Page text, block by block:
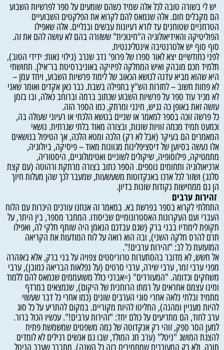
יש לי בשורה טובה לכל אלה שמיד כשהם שומעים על ספר לפרשיות השבוע
הם מקבלים חום. אלה שנמאס להם לקרוא את הפלקטים השבועיים
הטרחניים שטוחנים עד לזרא רעיונות עבשים ובנליים. אלה שאפילו
הפוליטיקה והאידיאולוגיה ה"חינוכית" ששזורה בהם לא עושה להם את זה.
סוף סוף יש אלטרנטיבה אינטליגנטית.
לפני כחודשיים יצא לאור ספרו של פרופ' נדב שנרב (גילוי נאות: ידידי הטוב),
תלמיד חכם מובהק ואיש המחלקה לפיזיקה באוניברסיטת בר־אילן. תחושתי
היא שהוא מביא עדנה לנושא הכאוב של לימוד פרשיות השבוע, ויחד עמן –
לא פחות חשוב – לחזרות הש"ץ בתפילה בשבת. כבר כאן אקדים ואומר שאני
לא מכיר עוד ספר על פרשיות השבוע שכתוב ברמה וברוחב כאלה, ובו בזמן
עושה זאת באופן כה נגיש, חינני ומרתק, כמו הספר הזה.
כל פרשה זוכה בספר למאמר או שניים בנושא הלכתי או רעיוני שעולה בה,
וכמעט תמיד מכמה זוויות שונות, ובצורה מאוד בלתי שגרתית. נושאי
המאמרים הם בעיקר (אבל לא רק) הלכה ומטא הלכה, אך הטיפול בנושאים
אלו נעשה בסיוען של דיסציפלינות מגוונות מאוד – פיסיקה, ביולוגיה,
מתמטיקה, פילוסופיה, שיקולים לשוניים ואטימולוגיים, היסטוריה,
ארכיאולוגיה ותחומים נוספים. הספר כתוב בצורה מרתקת ורהוטה (עם קצת
סלנג) ושזור לכל ארכו באנקדוטות משעשעות, שמעבר לכך שהן מעלות חיוך
הן גם ממחישות נקודות שונות בדיון.
זהירות ערבים
התחלתי לקרוא בספר בפרשת בא. במאמר זה אנחנו עורכים היכרות עם הלוח
העברי ועם העקרונות האסטרונומיים שביסודו. המחבר מספר, בין היתר, על
תקופת לימודיו בבני ברק (שגם עבדכם הנאמן היה שותף חלקי לה, ואפילו
תרם להרס חלקה השני), ובה הוא רואה על לוח המודעות את הקריאה
המזעזעת כל לב: "זהירות ערבים!".
אל חשש, לא מדובר בהסתערות טרוריסטים צפויה על בני ברק, אלא באזהרה
מפני ערבי זמר, ערבי שירה, ערבי סרטים (על נפלאות הבריאה כמובן), ערבי
משחקים וכדומה. "המעוררים" (=אברכי כולל משועממים שנמאס להם ללמוד
ומינו עצמם אחראים על רמתו הרוחנית של היקום), שנמצאים במרדף
מתמיד ובלתי נלאה אחרי סוגי הערבים שונים (כמו אחרי כל דבר שעשוי
להיות מעניין ומהנה), החליטו להיות מקוריים. במקום להתריע על כל סוג
ערב לחוד, הם מתריעים על כולם יחד: "זהירות ערבים!". עכשיו הכול ברור.
למען הסר ספק, זוהי רק אנקדוטה של כמה משפטים שמשמשת פתיח
להצגת המושג "ניטל" (ערב חג המולד, שבו גם אנשים רגילים לא לומדים
תורה, ולא רק המעוררים שמחמירים בזה כל השנה). מתברר שערב הניטל